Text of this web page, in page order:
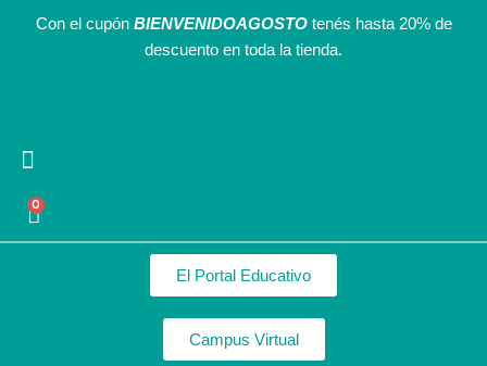
Con el cupón BIENVENIDOAGOSTO tenés hasta 20% de
descuento en toda la tienda.
0
Cart
El Portal Educativo
Campus Virtual
por
últimos